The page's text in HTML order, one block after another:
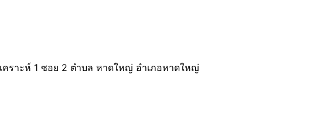
ราะห์ 1 ซอย 2 ตำบล หาดใหญ่ อำเภอหาดใหญ่